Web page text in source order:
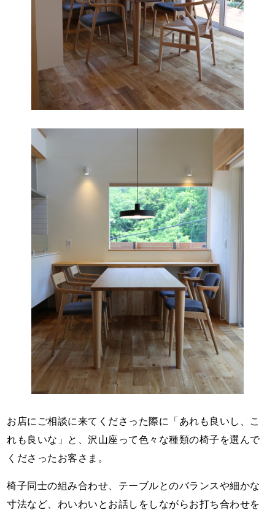
お店にご相談に来てくださった際に「あれも良いし、こ
れも良いな」と、沢山座って色々な種類の椅子を選んで
くださったお客さま。
椅子同士の組み合わせ、テーブルとのバランスや細かな
寸法など、わいわいとお話しをしながらお打ち合わせを